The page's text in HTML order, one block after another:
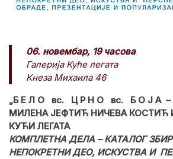
06. новембар, 19 часова
Галерија Куће легата
Кнеза Михаила 46
„Б Е Л О вс. Ц Р Н О вс. Б О Ј А –
МИЛЕНА ЈЕФТИЋ НИЧЕВА КОСТИЋ
КУЋИ ЛЕГАТА
КОМПЛЕТНА ДЕЛА – КАТАЛОГ
НЕПОКРЕТНИ ДЕО, ИСКУСТВА И